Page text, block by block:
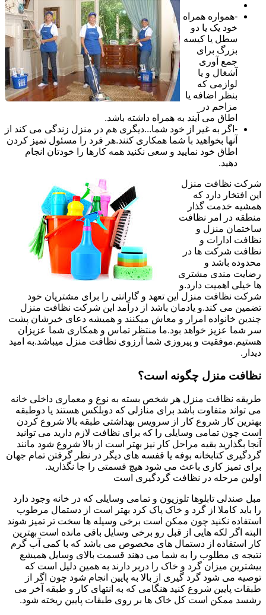
-همواره همراه
خود یک یا دو
سطل یا کیسه
بزرگ برای
جمع آوری
آشغال و یا
لوازمی که
بنظر اضافه یا
مزاحم در
اطاق می آیند به همراه داشته باشد.
-اگر به غیر از خود شما...دیگری هم در منزل زندگی می کند از
آنها بخواهید با شما همکاری کنند.هر فرد را مسئول تمیز کردن
اطاق خود نمایید و سعی نکنید همه کارها را خودتان انجام
دهید.
شرکت نظافت منزل
این افتخار دارد که
همشیه خدمت گذار
منطقه در امر نظافت
ساختمان منزل و
نظافت ادارات و
نظافت شرکت ها در
محدوده باشد و
رضایت مندی مشتری
ها خیلی اهمیت دارد.و
شرکت نظافت منزل این تعهد و گارانتی را برای مشتریان خود
تضمین می کند.و یادمان باشد از درآمد این شرکت نظافت منزل
چندین خانواده امرار و معاش میکنند و همیشه دعای خیرشان پشت
سر شما عزیز خواهد بود.ما منتظر تماس و همکاری شما عزیزان
هستیم.موفقیت و پیروزی شما آرزوی نظافت منزل میباشد.به امید
دیدار.
نظافت منزل چگونه است؟
طریقه نظافت منزل هر شخص بسته به نوع و معماری داخلی خانه
می تواند متفاوت باشد برای منازلی که دوبلکس هستند یا دوطبقه
بهترین کار شروع کار از سرویس بهداشتی طبقه بالا شروع کردن
است چون تمامی وسایلی را که برای نظافت لازم دارید می توانید
آنجا بگذارید بقیه مراحل کار نیز بهتر است از بالا شروع شود مانند
گردگیری کتابخانه بوفه یا قفسه های دیگر در نظر گرفتن تمام جهان
برای تمیز کاری باعث می شود هیچ قسمتی را جا نگذارید.
اولین مرحله در نظافت گردگیری است
مبل صندلی تابلوها تلوزیون و تمامی وسایلی که در خانه وجود دارد
را باید کاملا از گرد و خاک پاک کرد بهتر است از دستمال مرطوب
استفاده نکنید چون ممکن است برخی وسیله ها سخت تر تمیز شوند
البته اگر لکه هایی از قبل رو برخی وسایل باقی مانده است بهترین
کار استفاده از دستمال های مخصوص می باشد که با کمی آب گرم
نتیجه ی مطلوب را به شما می دهند قسمت بالای وسایل همیشع
بیشترین میزان گرد و خاک را دربر دارند به همین دلیل است که
توصیه می شود گرد گیری از بالا به پایین انجام شود چون اگر از
طبقات پایین شروع کنید هنگامی که به انتهای کار و طبقه آخر می
رشسد ممکن است کل خاک ها بر روی طبقات پایین ریخته شود.